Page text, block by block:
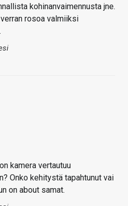
kohinanvaimennusta jne.
rosoa valmiiksi
kamera vertautuu
Onko kehitystä tapahtunut vai
on about samat.